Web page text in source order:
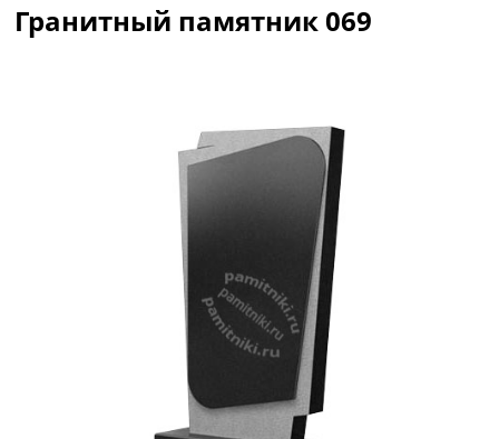
Гранитный памятник 069